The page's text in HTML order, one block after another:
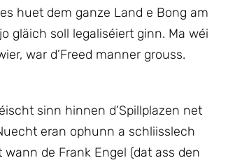
huet dem ganze Land e Bong am
gläich soll legaliséiert ginn. Ma wéi
war d’Freed manner grouss.
sinn hinnen d’Spillplazen net
eran ophunn a schliisslech
de Frank Engel (dat ass den